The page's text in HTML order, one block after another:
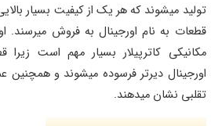
تولید میشوند که هر یک از کیفیت بسیار
قطعات به نام اورجینال به فروش میرسند.
مکانیکی کاترپیلار بسیار مهم است زیرا
اورجینال دیرتر فرسوده میشوند و
تقلبی نشان میدهند.